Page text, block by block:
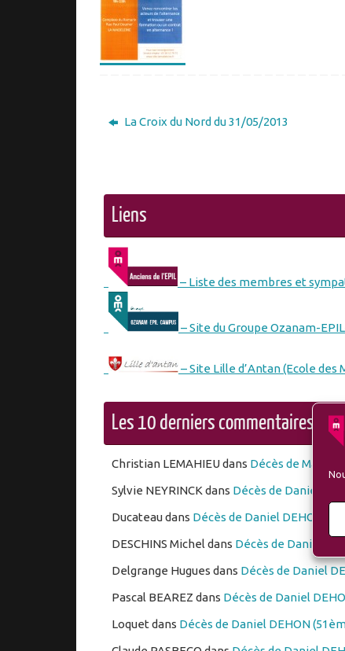
La Croix du Nord du 31/05/2013
Liens
– Liste des membres et
– Site du Groupe Ozanam-
– Site Lille d’Antan (Ecole des
Les 10 derniers commentaires
Christian LEMAHIEUdans Décès de Marc
Sylvie NEYRINCK dans Décès de Daniel
Ducateaudans Décès de Daniel DEHON
DESCHINS Michel dans Décès de Daniel
Delgrange Hugues dans Décès de Daniel
Pascal BEAREZ dans Décès de Daniel
Loquet dans Décès de Daniel DEHON